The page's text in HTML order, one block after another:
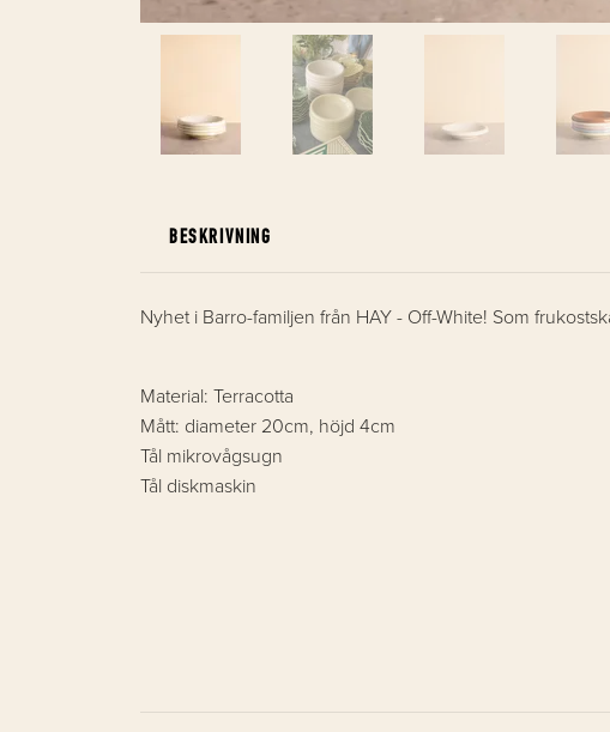
BESKRIVNING
Nyhet i Barro-familjen från HAY - Off-White! Som
Material: Terracotta
Mått: diameter 20cm, höjd 4cm
Tål mikrovågsugn
Tål diskmaskin